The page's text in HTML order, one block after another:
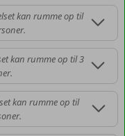
kan rumme op til
kan rumme op til 3
kan rumme op til